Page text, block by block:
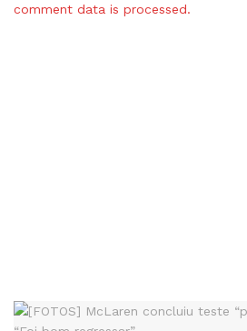
comment data is processed.